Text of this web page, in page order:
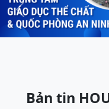
Previous
Bản tin